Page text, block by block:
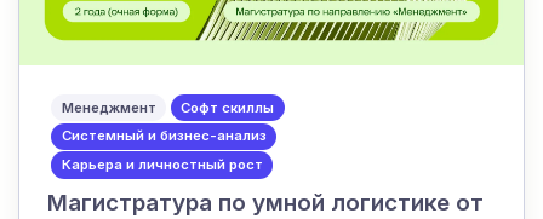
Менеджмент
Софт скиллы
Системный и бизнес-анализ
Карьера и личностный рост
Магистратура по умной логистике от